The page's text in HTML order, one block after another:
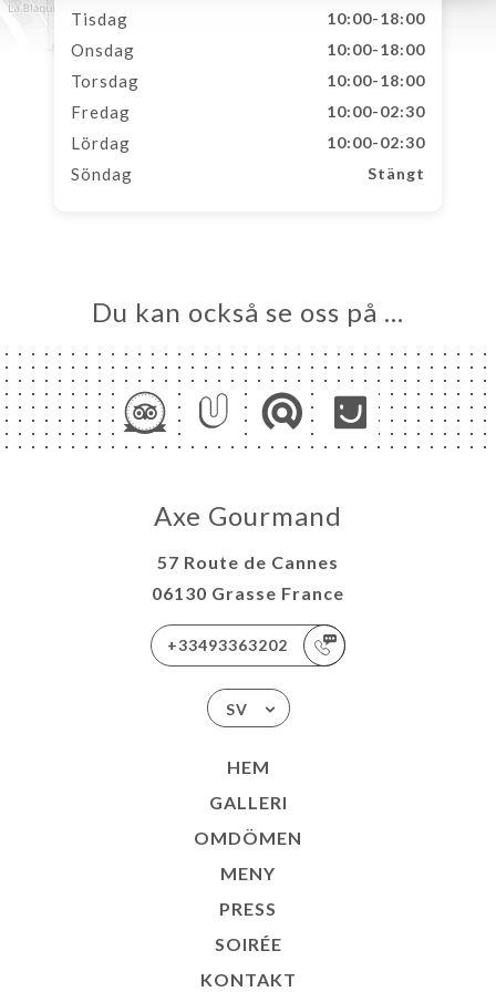
Tisdag 10:00-18:00
Onsdag 10:00-18:00
Torsdag 10:00-18:00
Fredag 10:00-02:30
Lördag 10:00-02:30
Söndag Stängt
Du kan också se oss på …
Axe Gourmand
57 Route de Cannes
06130 Grasse France
+33493363202
SV
HEM
GALLERI
OMDÖMEN
MENY
PRESS
SOIRÉE
KONTAKT